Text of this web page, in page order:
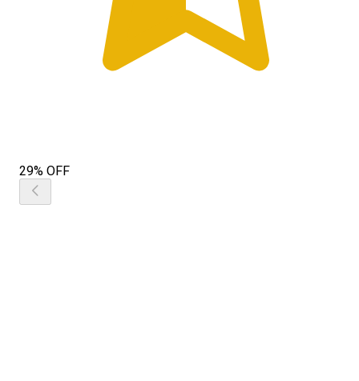
29% OFF